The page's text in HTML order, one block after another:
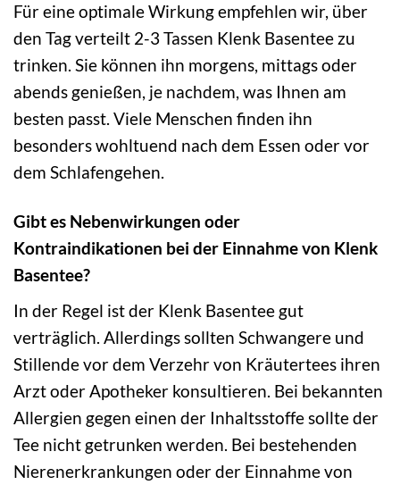
Für eine optimale Wirkung empfehlen wir, über
den Tag verteilt 2-3 Tassen Klenk Basentee zu
trinken. Sie können ihn morgens, mittags oder
abends genießen, je nachdem, was Ihnen am
besten passt. Viele Menschen finden ihn
besonders wohltuend nach dem Essen oder vor
dem Schlafengehen.
Gibt es Nebenwirkungen oder
Kontraindikationen bei der Einnahme von Klenk
Basentee?
In der Regel ist der Klenk Basentee gut
verträglich. Allerdings sollten Schwangere und
Stillende vor dem Verzehr von Kräutertees ihren
Arzt oder Apotheker konsultieren. Bei bekannten
Allergien gegen einen der Inhaltsstoffe sollte der
Tee nicht getrunken werden. Bei bestehenden
Nierenerkrankungen oder der Einnahme von